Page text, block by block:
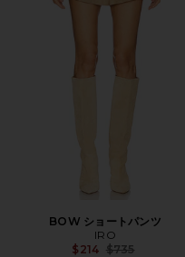
BOW ショートパンツ
IRO
$214 Previous price:
$735